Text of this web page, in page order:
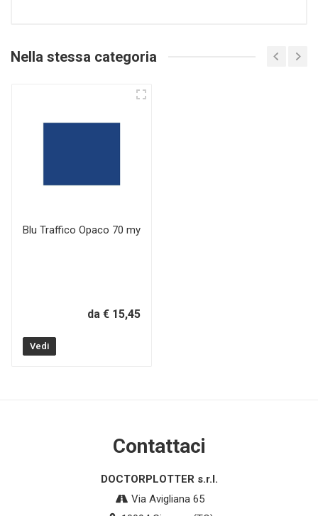
Nella stessa categoria
Blu Traffico Opaco 70 my
da € 15,45
Vedi
Contattaci
DOCTORPLOTTER s.r.l.
Via Avigliana 65